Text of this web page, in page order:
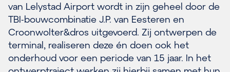
van Lelystad Airport wordt in zijn geheel door de
TBI-bouwcombinatie J.P. van Eesteren en
Croonwolter&dros uitgevoerd. Zij ontwerpen de
terminal, realiseren deze én doen ook het
onderhoud voor een periode van 15 jaar. In het